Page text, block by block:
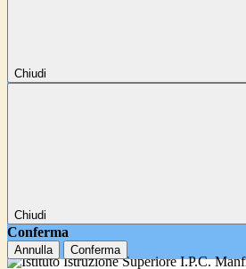
Chiudi
Chiudi
Conferma
Annulla Conferma